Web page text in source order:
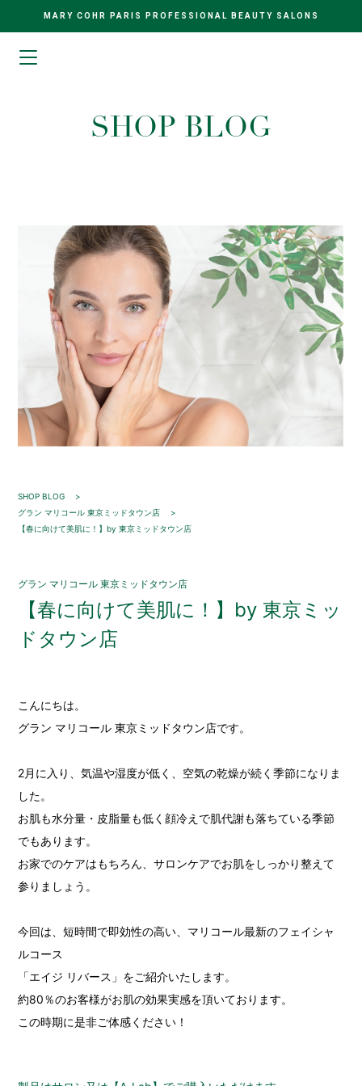
MARY COHR PARIS PROFESSIONAL BEAUTY SALONS
SHOP BLOG
SHOP BLOG
グラン マリコール 東京ミッドタウン店
【春に向けて美肌に！】by 東京ミッドタウン店
グラン マリコール 東京ミッドタウン店
【春に向けて美肌に！】by 東京ミッ
ドタウン店
こんにちは。
グラン マリコール 東京ミッドタウン店です。
2月に入り、気温や湿度が低く、空気の乾燥が続く季節になりま
した。
お肌も水分量・皮脂量も低く顔冷えで肌代謝も落ちている季節
でもあります。
お家でのケアはもちろん、サロンケアでお肌をしっかり整えて
参りましょう。
今回は、短時間で即効性の高い、マリコール最新のフェイシャ
ルコース
「エイジ リバース」をご紹介いたします。
約80％のお客様がお肌の効果実感を頂いております。
この時期に是非ご体感ください！